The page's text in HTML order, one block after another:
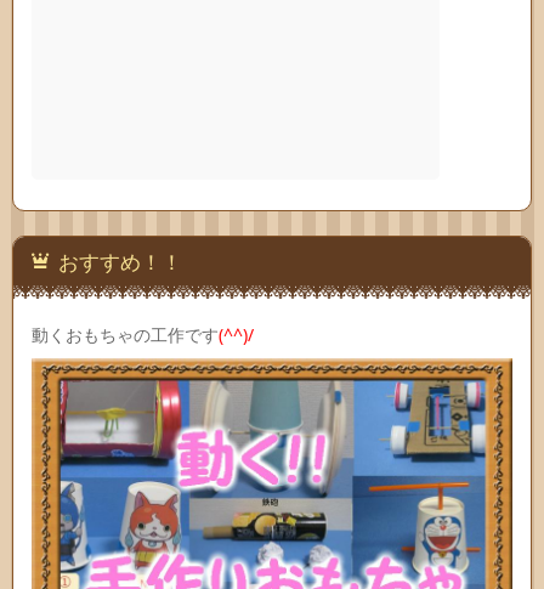
おすすめ！！
動くおもちゃの工作です(^^)/